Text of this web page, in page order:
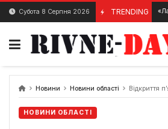
Skip
content
Субота 8 Серпня 2026 TRENDING
13 Лютого, 2024 Етнопарк «Ладомирія» у
Новини Новини області Відкриття
НОВИНИ ОБЛАСТІ